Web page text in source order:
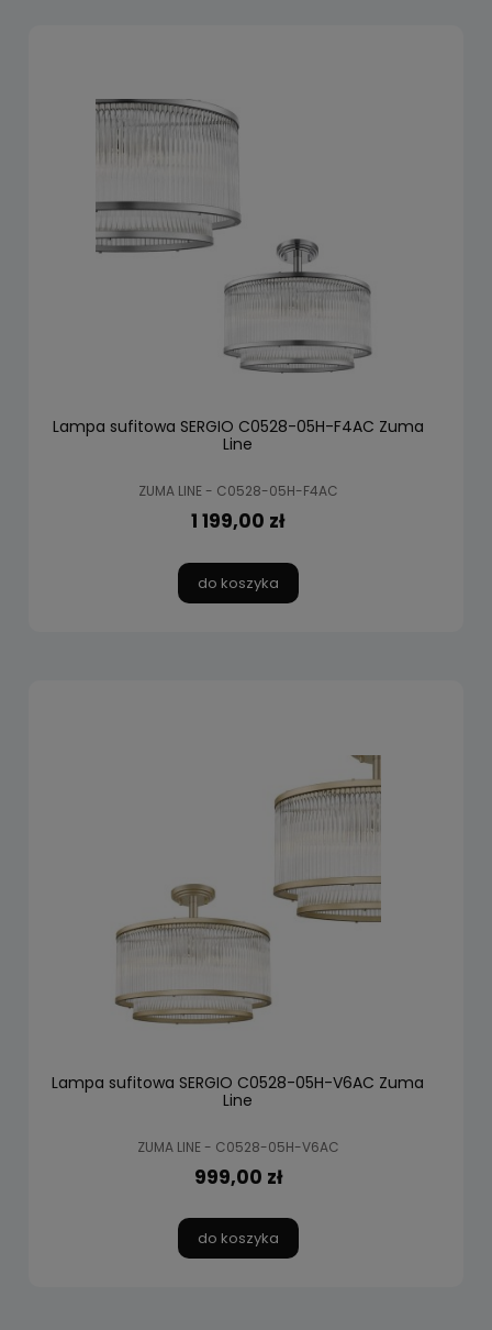
Lampa sufitowa SERGIO C0528-05H-F4AC Zuma
Line
ZUMA LINE - C0528-05H-F4AC
1 199,00 zł
do koszyka
Lampa sufitowa SERGIO C0528-05H-V6AC Zuma
Line
ZUMA LINE - C0528-05H-V6AC
999,00 zł
do koszyka